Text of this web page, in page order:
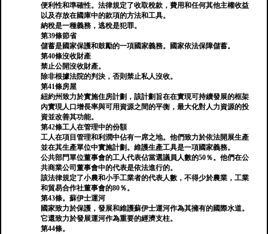
便利性和準確性。法律規定了收取稅款，費用和任何其他主權收益
以及存放在國庫中的款項的方法和工具。
納稅是一種義務，逃稅是犯罪。
第39條節省
儲蓄是國家保護和鼓勵的一項國家義務。國家依法保障儲蓄。
第40條沒收財產
禁止公開沒收財產。
除非根據法院的判決，否則禁止私人沒收。
第41條房屋
紐約州致力於實施住房計劃，該計劃旨在在實現可持續發展的框架
內實現人口增長率與可用資源之間的平衡，最大化對人力資源的投
資並改善其功能。
第42條工人在管理中的份額
工人在項目管理和利潤中佔有一席之地。他們致力於依法開展生產
並在其生產單位中實施計劃。維護生產工具是一項國家義務。
公共部門單位董事會的工人代表佔當選議員人數的50％。他們在公
共商業公司董事會中的代表是依法進行的。
該法律規定了小農和小手工業者的代表人數，不得少於農業，工業
和貿易合作社董事會的80％。
第43條。蘇伊士運河
國家致力於保護，發展和維護蘇伊士運河作為其擁有的國際水道。
它還致力於發展運河作為重要的經濟支柱。
第44條。